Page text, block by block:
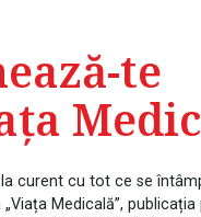
te
curent cu tot ce se
Medicală”,